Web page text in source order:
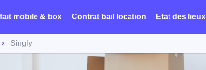
mobile & box Contrat bail location Etat des lieux
Singly